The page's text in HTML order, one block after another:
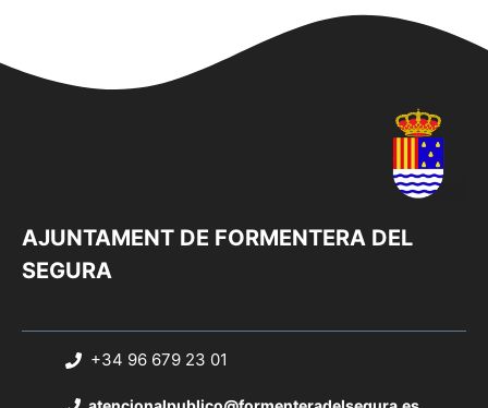
AJUNTAMENT DE FORMENTERA DEL
SEGURA
+34 96 679 23 01